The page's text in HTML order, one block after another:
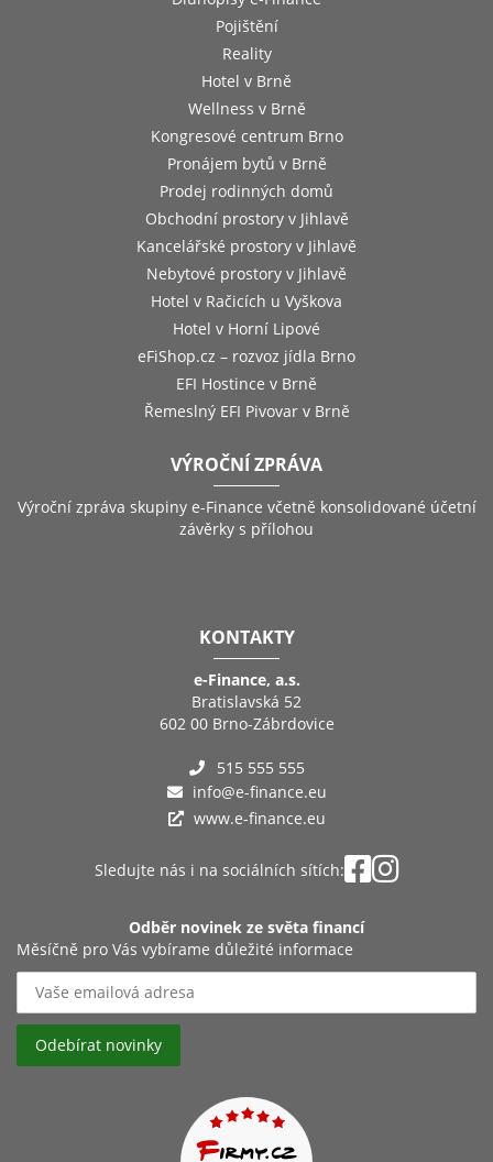
Pojištění
Reality
Hotel v Brně
Wellness v Brně
Kongresové centrum Brno
Pronájem bytů v Brně
Prodej rodinných domů
Obchodní prostory v Jihlavě
Kancelářské prostory v Jihlavě
Nebytové prostory v Jihlavě
Hotel v Račicích u Vyškova
Hotel v Horní Lipové
eFiShop.cz – rozvoz jídla Brno
EFI Hostince v Brně
Řemeslný EFI Pivovar v Brně
VÝROČNÍ ZPRÁVA
Výroční zpráva skupiny e-Finance včetně konsolidované účetní
závěrky s přílohou
KONTAKTY
e-Finance, a.s.
Bratislavská 52
602 00 Brno-Zábrdovice
515 555 555
info@e-finance.eu
www.e-finance.eu
Sledujte nás i na sociálních sítích:
Odběr novinek ze světa financí
Měsíčně pro Vás vybírame důležité informace